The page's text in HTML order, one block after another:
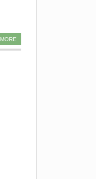
MORE